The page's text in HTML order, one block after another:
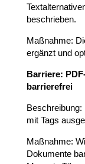
beschrieben.
Maßnahme:
ergänzt und
Barriere:
barrierefrei
mit Tags
Maßnahme:
Dokumente